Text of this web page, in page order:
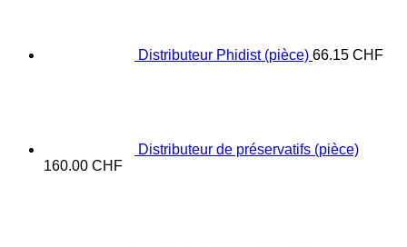
Distributeur Phidist (pièce) 66.15 CHF
Distributeur de préservatifs (pièce)
160.00 CHF